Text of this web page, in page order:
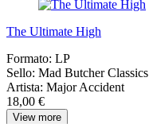
The Ultimate High
Formato: LP
Sello: Mad Butcher Classics
Artista: Major Accident
18,00 €
View more